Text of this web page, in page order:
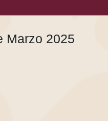
Marzo 2025